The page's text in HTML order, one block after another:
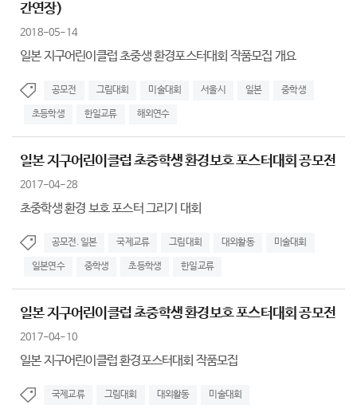
간연장)
2018-05-14
일본 지구어린이클럽 초중생 환경포스터대회 작품모집 개요
공모전 그림대회 미술대회 서울시 일본 중학생
초등학생 한일교류 해외연수
일본 지구어린이클럽 초중학생 환경보호 포스터대회 공모전
2017-04-28
초중학생 환경 보호 포스터 그리기 대회
공모전. 일본 국제교류 그림대회 대외활동 미술대회
일본연수 중학생 초등학생 한일교류
일본 지구어린이클럽 초중학생 환경보호 포스터대회 공모전
2017-04-10
일본 지구어린이클럽 환경포스터대회 작품모집
국제교류 그림대회 대외활동 미술대회